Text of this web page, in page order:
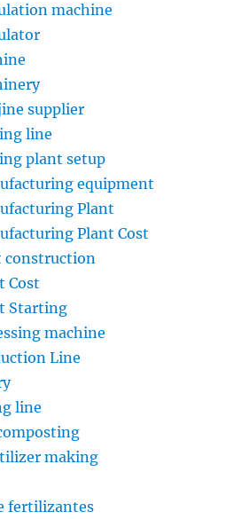
machine
supplier
line
plant setup
equipment
Plant
Plant Cost
construction
Cost
Starting
machine
Line
line
making
fertilizantes